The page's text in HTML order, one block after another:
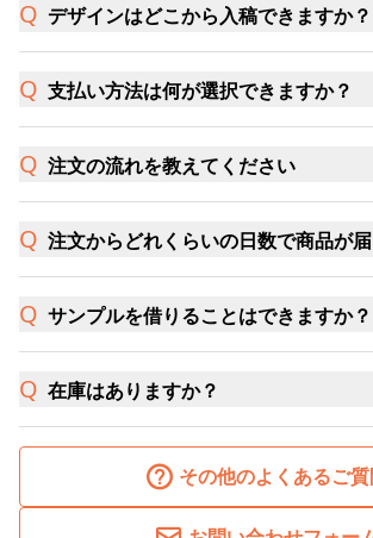
デザインはどこから入稿できますか？
支払い方法は何が選択できますか？
注文の流れを教えてください
注文からどれくらいの日数で商品が
サンプルを借りることはできますか？
在庫はありますか？
その他のよくあるご